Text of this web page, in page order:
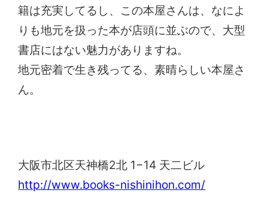
籍は充実してるし、この本屋さんは、なによ
りも地元を扱った本が店頭に並ぶので、大型
書店にはない魅力がありますね。
地元密着で生き残ってる、素晴らしい本屋さ
ん。
大阪市北区天神橋2北 1−14 天二ビル
http://www.books-nishinihon.com/